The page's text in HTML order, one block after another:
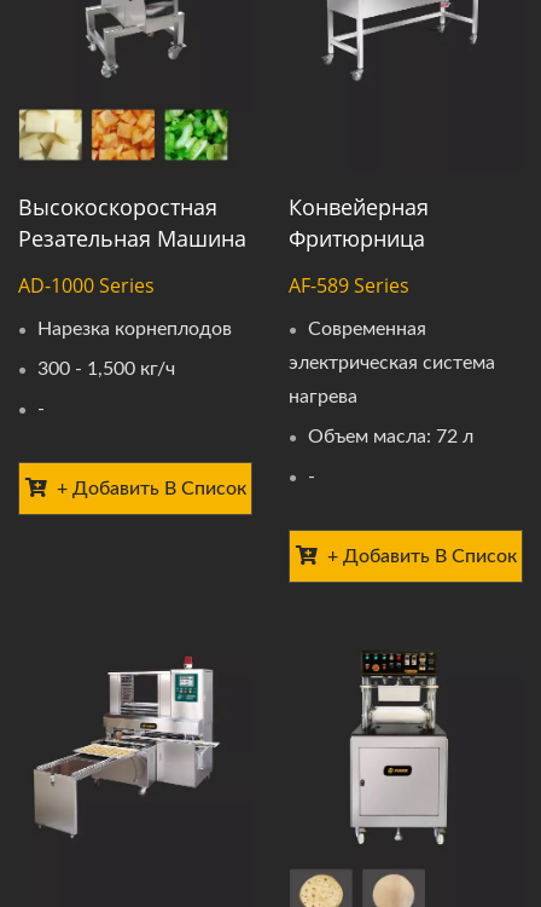
Высокоскоростная
Резательная Машина
AD-1000 Series
Нарезка корнеплодов
300 - 1,500 кг/ч
-
+ Добавить В Список
Конвейерная
Фритюрница
AF-589 Series
Современная
электрическая система
нагрева
Объем масла: 72 л
-
+ Добавить В Список